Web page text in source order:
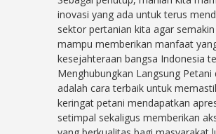
inovasi yang ada untuk terus
sektor pertanian kita agar
mampu memberikan manfaat
kesejahteraan bangsa Indonesia
Menghubungkan Langsung Petani
adalah cara terbaik untuk
keringat petani mendapatkan
setimpal sekaligus memberikan